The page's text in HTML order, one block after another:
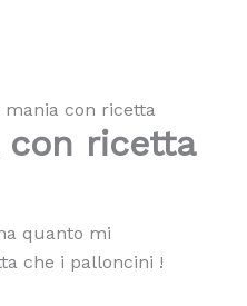
mania con ricetta
con ricetta
quanto mi
che i palloncini !